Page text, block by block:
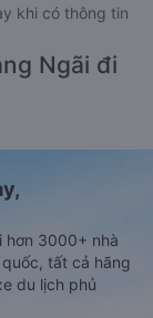
khi có thông tin
Ngãi đi
hơn 3000+ nhà
tất cả hãng
du lịch phủ